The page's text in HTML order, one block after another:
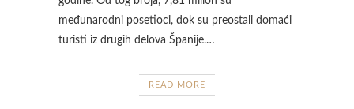
međunarodni posetioci, dok su preostali domaći
turisti iz drugih delova Španije.…
READ MORE